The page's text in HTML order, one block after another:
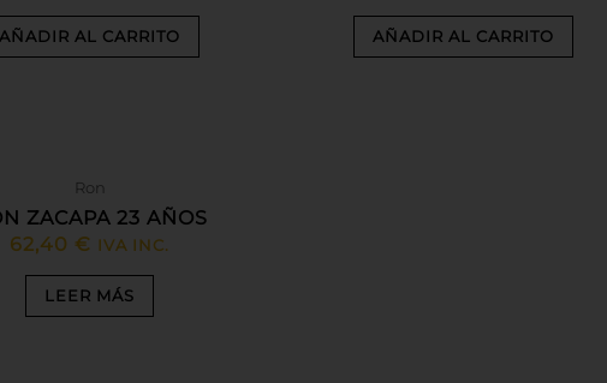
AÑADIR AL CARRITO AÑADIR AL CARRITO
Ron
ZACAPA 23 AÑOS
62,40 € IVA INC.
LEER MÁS